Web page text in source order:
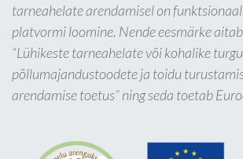
tarneahelate arendamisel on
platvormi loomine. Nende eesmärke
“Lühikeste tarneahelate või kohalike
põllumajandustoodete ja toidu
arendamise toetus” ning seda toetab